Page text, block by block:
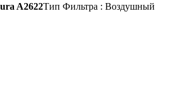
A2622Тип Фильтра : Воздушный